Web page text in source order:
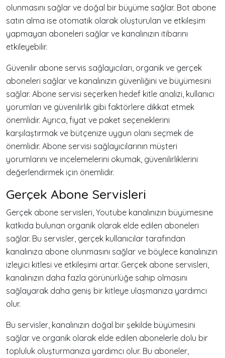
olunmasını sağlar ve doğal bir büyüme sağlar. Bot abone
satın alma ise otomatik olarak oluşturulan ve etkileşim
yapmayan aboneleri sağlar ve kanalınızın itibarını
etkileyebilir.
Güvenilir abone servis sağlayıcıları, organik ve gerçek
aboneleri sağlar ve kanalınızın güvenliğini ve büyümesini
sağlar. Abone servisi seçerken hedef kitle analizi, kullanıcı
yorumları ve güvenilirlik gibi faktörlere dikkat etmek
önemlidir. Ayrıca, fiyat ve paket seçeneklerini
karşılaştırmak ve bütçenize uygun olanı seçmek de
önemlidir. Abone servisi sağlayıcılarının müşteri
yorumlarını ve incelemelerini okumak, güvenilirliklerini
değerlendirmek için önemlidir.
Gerçek Abone Servisleri
Gerçek abone servisleri, Youtube kanalınızın büyümesine
katkıda bulunan organik olarak elde edilen aboneleri
sağlar. Bu servisler, gerçek kullanıcılar tarafından
kanalınıza abone olunmasını sağlar ve böylece kanalınızın
izleyici kitlesi ve etkileşimi artar. Gerçek abone servisleri,
kanalınızın daha fazla görünürlüğe sahip olmasını
sağlayarak daha geniş bir kitleye ulaşmanıza yardımcı
olur.
Bu servisler, kanalınızın doğal bir şekilde büyümesini
sağlar ve organik olarak elde edilen abonelerle dolu bir
topluluk oluşturmanıza yardımcı olur. Bu aboneler,